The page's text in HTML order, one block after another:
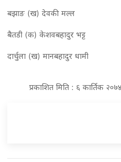
बझाङ (ख) देवकी मल्ल
बैतडी (क) केशवबहादुर भट्ट
दार्चुला (ख) मानबहादुर धामी
प्रकाशित मिति : ६ कार्तिक